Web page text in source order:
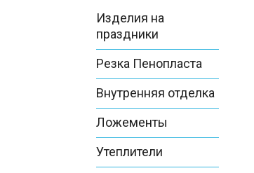
Изделия на
праздники
Резка Пенопласта
Внутренняя отделка
Ложементы
Утеплители